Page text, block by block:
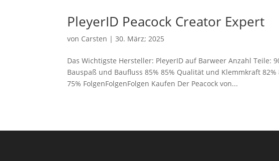
PleyerID Peacock Creator Expert
von Carsten |30. März; 2025
Das Wichtigste Hersteller: PleyerID auf Barweer Anzahl Teile:
Bauspaß und Baufluss 85% 85% Qualität und Klemmkraft
75% FolgenFolgenFolgen Kaufen Der Peacock von...